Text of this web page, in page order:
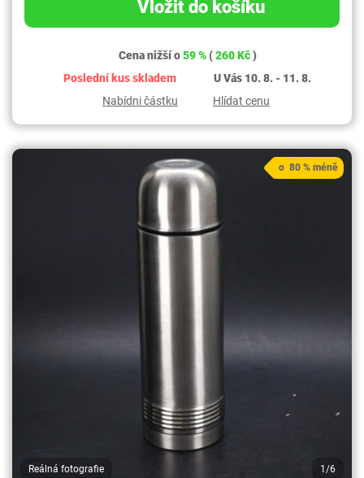
Vložit do košíku
Cena nižší o59 %(260 Kč)
Poslední kus skladem
U Vás 10. 8. - 11. 8.
Nabídni částku
Hlídat cenu
Reálná fotografie 1/6
o 80 % méně